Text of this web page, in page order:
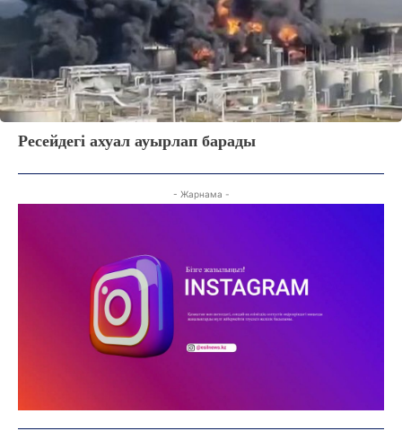
ӘЛЕУМЕТ
ҚҰҚЫҚ
ШЕЖІРЕ
ТЫЛСЫМ
ФОТО ДӘЙЕК
25 C Kokshetau
Жоба туралы Байланыс Жарнама
Ресейдегі ахуал ауырлап барады
- Жарнама -